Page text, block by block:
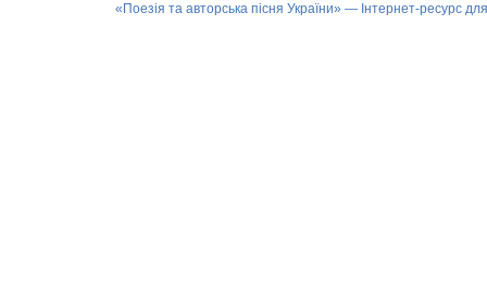
«Поезія та авторська пісня України» — Інтернет-ресурс